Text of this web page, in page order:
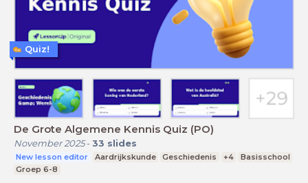
De Grote Algemene Kennis Quiz (PO)
November 2025- 33 slides
New lesson editor Aardrijkskunde Geschiedenis +4
Basisschool
Groep 6-8
Quiz!